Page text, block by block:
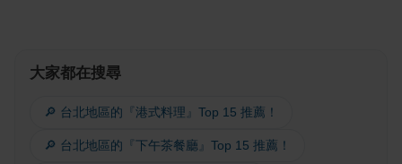
大家都在搜尋
🔎 台北地區的『港式料理』Top 15 推薦！
🔎 台北地區的『下午茶餐廳』Top 15 推薦！